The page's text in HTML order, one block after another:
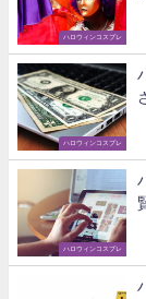
ハロウィンコスプレ
ハロウィンコスプレ
ハロウィンコスプレ